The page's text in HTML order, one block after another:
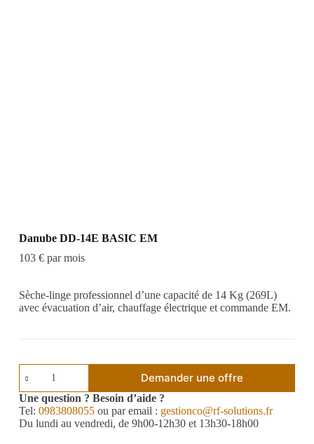
Danube DD-14E BASIC EM
103 € par mois
Sèche-linge professionnel d’une capacité de 14 Kg (269L)
avec évacuation d’air, chauffage électrique et commande EM.
Demander une offre
Une question ? Besoin d’aide ?
Tel: 0983808055ou par email : gestionco@rf-solutions.fr
Du lundi au vendredi, de 9h00-12h30 et 13h30-18h00